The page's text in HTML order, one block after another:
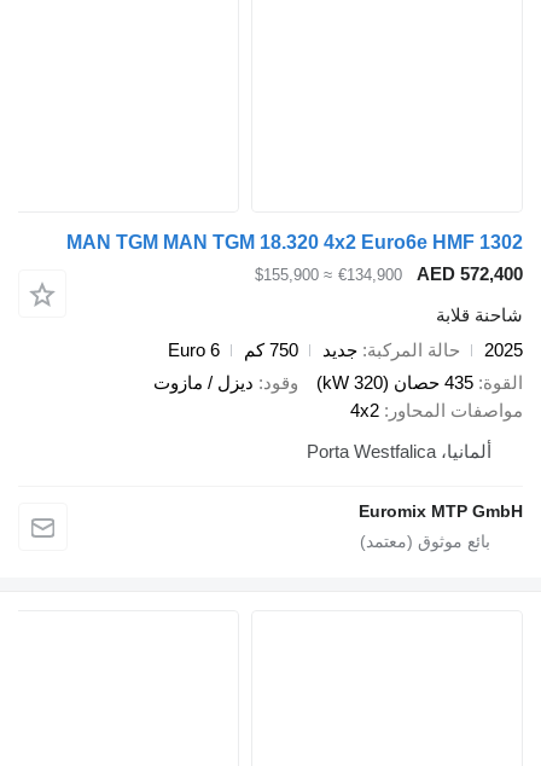
MAN TGM MAN TGM 18.320 4x2 Euro6e HMF
AED
€134,900
≈ $155,900
قلابة
حالة المركبة جديد 750 كم
Euro 6
435 حصان (320 kW) وقود
ديزل / مازوت
المحاور 4x2
ألمانيا، Porta Westfalica
Euromix MTP